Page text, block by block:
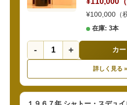
¥100,000（
在庫: 3本
- + カ
詳しく見る »